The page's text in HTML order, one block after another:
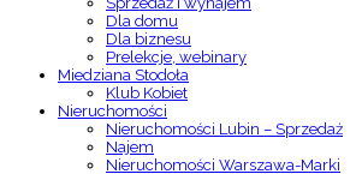
Dla domu
Dla biznesu
Prelekcje, webinary
Miedziana Stodoła
Klub Kobiet
Nieruchomości
Nieruchomości Lubin – Sprzedaż
Najem
Nieruchomości Warszawa-Marki